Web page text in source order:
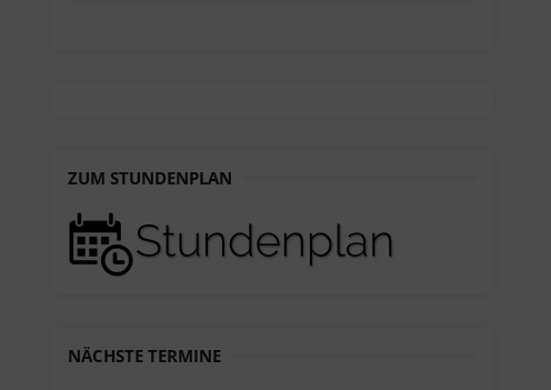
ZUM STUNDENPLAN
NÄCHSTE TERMINE